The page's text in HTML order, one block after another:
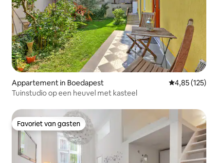
Appartement in Boedapest Gemiddelde
4,85 (125)
Tuinstudio op een heuvel met kasteel
Favoriet van gasten
Favoriet van gasten